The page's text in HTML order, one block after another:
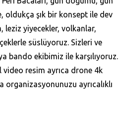
oldukça şık bir konsept ile dev
leziz yiyecekler, volkanlar,
süslüyoruz. Sizleri ve
bando ekibimiz ile karşılıyoruz.
resim ayrıca drone 4k
organizasyonunuzu ayrıcalıklı